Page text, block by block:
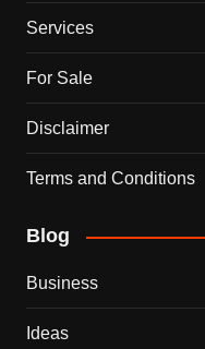
Services
For Sale
Disclaimer
Terms and Conditions
Blog
Business
Ideas